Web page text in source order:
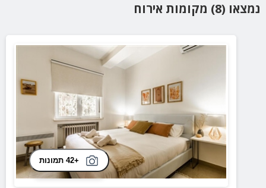
נמצאו (8) מקומות אירוח
+42 תמונות